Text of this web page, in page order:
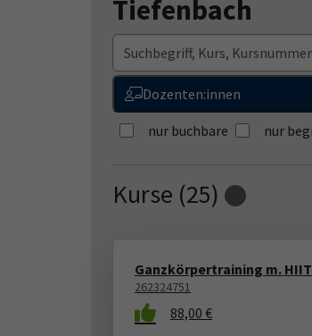
Tiefenbach
Dozenten:innen
nur buchbare nur
Kurse (25) Loading...
Ganzkörpertraining m.
262324751
88,00 €